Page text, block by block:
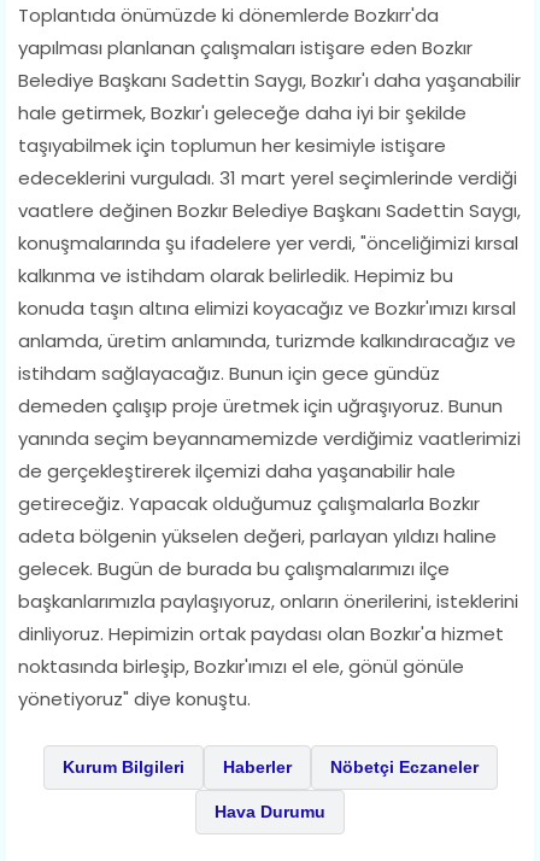
Toplantıda önümüzde ki dönemlerde Bozkırr'da
yapılması planlanan çalışmaları istişare eden Bozkır
Belediye Başkanı Sadettin Saygı, Bozkır'ı daha yaşanabilir
hale getirmek, Bozkır'ı geleceğe daha iyi bir şekilde
taşıyabilmek için toplumun her kesimiyle istişare
edeceklerini vurguladı. 31 mart yerel seçimlerinde verdiği
vaatlere değinen Bozkır Belediye Başkanı Sadettin Saygı,
konuşmalarında şu ifadelere yer verdi, "önceliğimizi kırsal
kalkınma ve istihdam olarak belirledik. Hepimiz bu
konuda taşın altına elimizi koyacağız ve Bozkır'ımızı kırsal
anlamda, üretim anlamında, turizmde kalkındıracağız ve
istihdam sağlayacağız. Bunun için gece gündüz
demeden çalışıp proje üretmek için uğraşıyoruz. Bunun
yanında seçim beyannamemizde verdiğimiz vaatlerimizi
de gerçekleştirerek ilçemizi daha yaşanabilir hale
getireceğiz. Yapacak olduğumuz çalışmalarla Bozkır
adeta bölgenin yükselen değeri, parlayan yıldızı haline
gelecek. Bugün de burada bu çalışmalarımızı ilçe
başkanlarımızla paylaşıyoruz, onların önerilerini, isteklerini
dinliyoruz. Hepimizin ortak paydası olan Bozkır'a hizmet
noktasında birleşip, Bozkır'ımızı el ele, gönül gönüle
yönetiyoruz" diye konuştu.
Kurum Bilgileri Haberler Nöbetçi Eczaneler
Hava Durumu